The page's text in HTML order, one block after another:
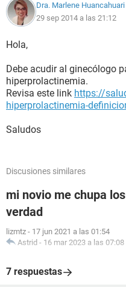
Dra. Marlene Huancahuari
29 sep 2014 a las 21:12
Hola,
Debe acudir al ginecólogo
hiperprolactinemia.
Revisa este link https://
hiperprolactinemia-
Saludos
Discusiones similares
mi novio me chupa
verdad
lizmtz - 17 jun 2021 a las 01:54
Astrid - 16 mar 2023 a las 07:08
7 respuestas